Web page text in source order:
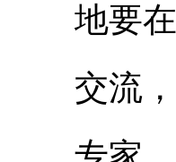
地要
交流